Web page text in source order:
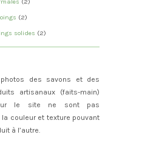
(2)
solides (2)
des savons et des
artisanaux (faits-main)
le site ne sont pas
couleur et texture pouvant
à l’autre.